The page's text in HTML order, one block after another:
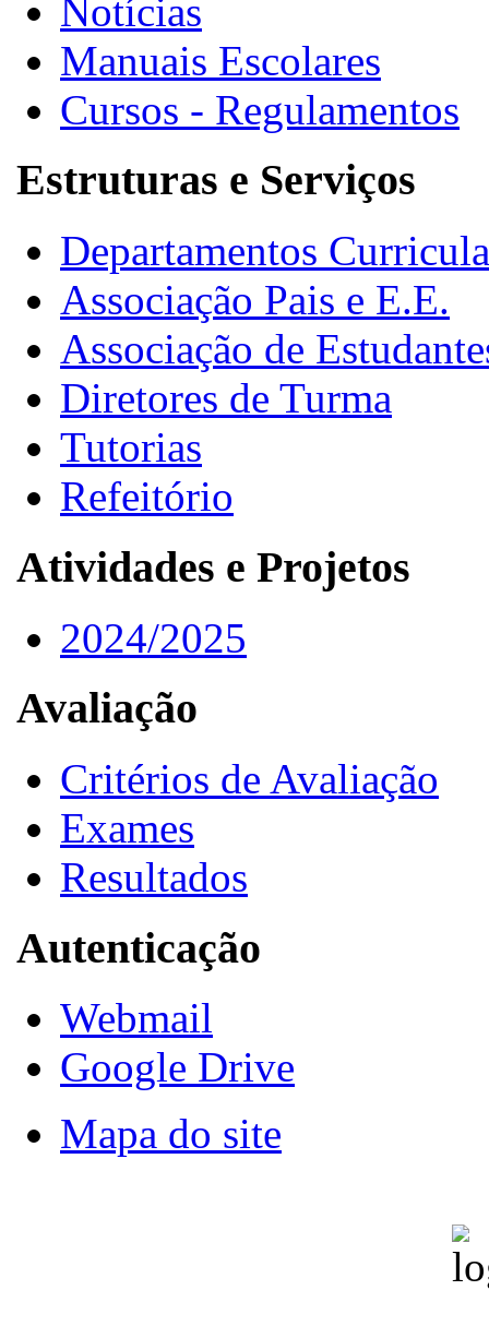
Notícias
Manuais Escolares
Cursos - Regulamentos
Estruturas e Serviços
Departamentos
Associação Pais e E.E.
Associação de
Diretores de Turma
Tutorias
Refeitório
Atividades e Projetos
2024/2025
Avaliação
Critérios de Avaliação
Exames
Resultados
Autenticação
Webmail
Google Drive
Mapa do site